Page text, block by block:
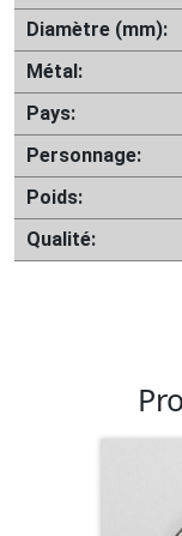
Diamètre (mm):
Métal:
Pays:
Personnage:
Poids:
Qualité: